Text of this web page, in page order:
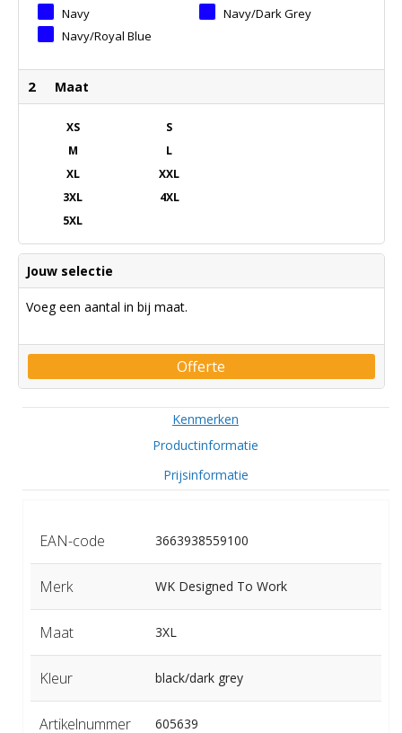
Navy
Navy/dark Grey
Navy/royal Blue
2 Maat
XS
S
M
L
XL
XXL
3XL
4XL
5XL
Jouw selectie
Voeg een aantal in bij maat.
Offerte
Kenmerken
Productinformatie
Prijsinformatie
EAN-code 3663938559100
Merk WK Designed To Work
Maat 3XL
Kleur black/dark grey
Artikelnummer 605639